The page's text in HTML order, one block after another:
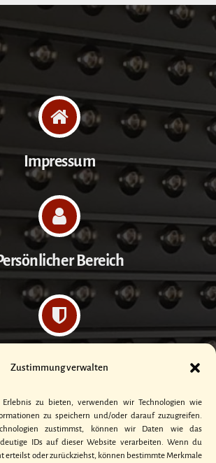
Zustimmung verwalten
zu bieten, verwenden wir Technologien wie
zu speichern und/oder darauf zuzugreifen.
zustimmst, können wir Daten wie das
IDs auf dieser Website verarbeiten. Wenn du
erteilst oder zurückziehst, können bestimmte Merkmale
Impressum
Bereich
Kontakt